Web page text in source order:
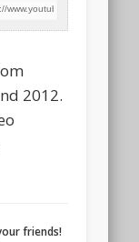
2012.
friends!